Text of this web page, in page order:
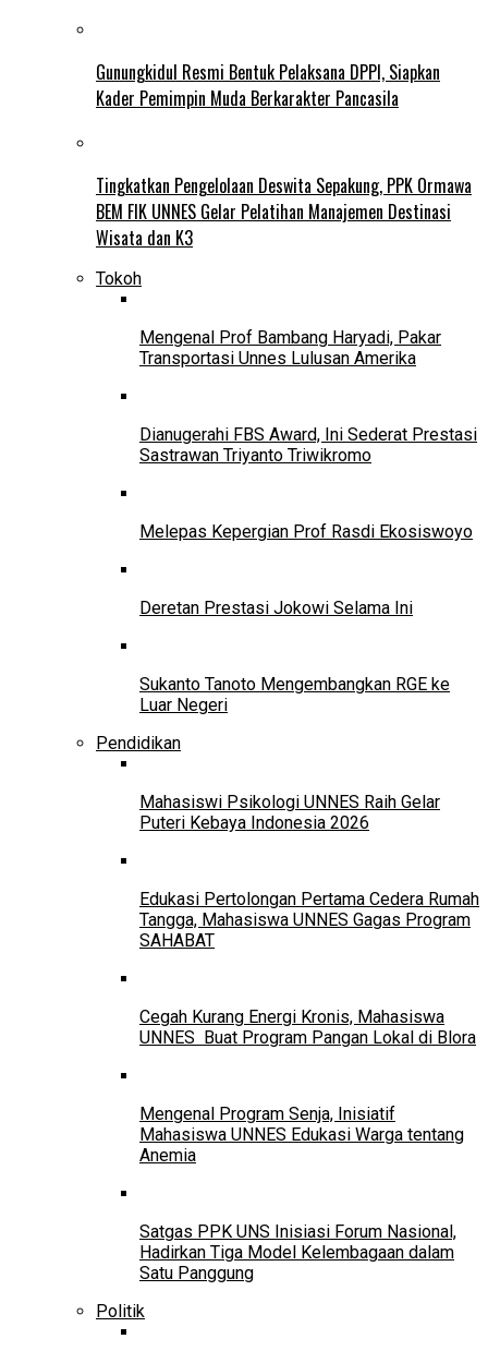
Gunungkidul Resmi Bentuk Pelaksana DPPI, Siapkan
Kader Pemimpin Muda Berkarakter Pancasila
Tingkatkan Pengelolaan Deswita Sepakung, PPK Ormawa
BEM FIK UNNES Gelar Pelatihan Manajemen Destinasi
Wisata dan K3
Tokoh
Mengenal Prof Bambang Haryadi, Pakar
Transportasi Unnes Lulusan Amerika
Dianugerahi FBS Award, Ini Sederat Prestasi
Sastrawan Triyanto Triwikromo
Melepas Kepergian Prof Rasdi Ekosiswoyo
Deretan Prestasi Jokowi Selama Ini
Sukanto Tanoto Mengembangkan RGE ke
Luar Negeri
Pendidikan
Mahasiswi Psikologi UNNES Raih Gelar
Puteri Kebaya Indonesia 2026
Edukasi Pertolongan Pertama Cedera Rumah
Tangga, Mahasiswa UNNES Gagas Program
SAHABAT
Cegah Kurang Energi Kronis, Mahasiswa
UNNES Buat Program Pangan Lokal di Blora
Mengenal Program Senja, Inisiatif
Mahasiswa UNNES Edukasi Warga tentang
Anemia
Satgas PPK UNS Inisiasi Forum Nasional,
Hadirkan Tiga Model Kelembagaan dalam
Satu Panggung
Politik